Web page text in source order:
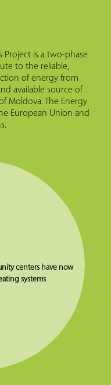
Project is a two-phase
to the reliable,
of energy from
available source of
Moldova. The Energy
European Union and
centers have now
systems